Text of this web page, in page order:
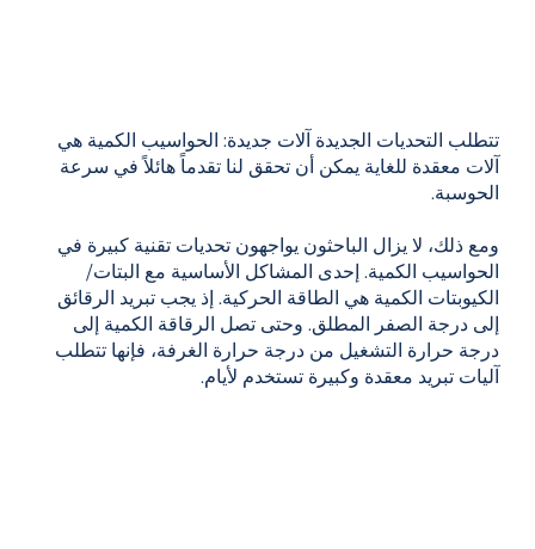
تتطلب التحديات الجديدة آلات جديدة: الحواسيب الكمية هي
آلات معقدة للغاية يمكن أن تحقق لنا تقدماً هائلاً في سرعة
الحوسبة.
ومع ذلك، لا يزال الباحثون يواجهون تحديات تقنية كبيرة في
الحواسيب الكمية. إحدى المشاكل الأساسية مع البتات/
الكيوبتات الكمية هي الطاقة الحركية. إذ يجب تبريد الرقائق
إلى درجة الصفر المطلق. وحتى تصل الرقاقة الكمية إلى
درجة حرارة التشغيل من درجة حرارة الغرفة، فإنها تتطلب
آليات تبريد معقدة وكبيرة تستخدم لأيام.